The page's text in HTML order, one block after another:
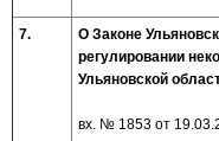
7.
О Законе
регулировании
Ульяновской
вх. № 1853 от